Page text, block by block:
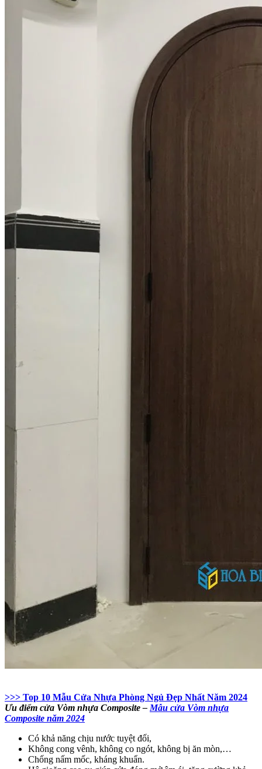
>>> Top 10 Mẫu Cửa Nhựa Phòng Ngủ Đẹp Nhất Năm 2024
Ưu điểm cửa Vòm nhựa Composite – Mẫu cửa Vòm nhựa
Composite năm 2024
Có khả năng chịu nước tuyệt đối,
Không cong vênh, không co ngót, không bị ăn mòn,…
Chống nấm mốc, kháng khuẩn.